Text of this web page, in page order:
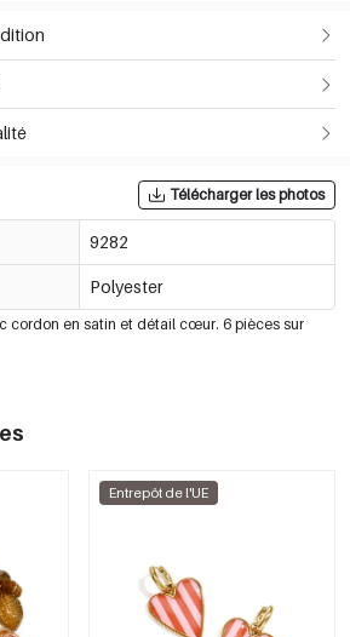
Télécharger les photos
9282
Polyester
cordon en satin et détail cœur. 6 pièces sur
Entrepôt de l'UE